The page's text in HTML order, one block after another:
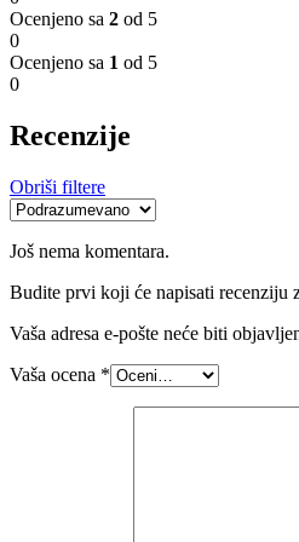
Ocenjeno sa 2 od 5
0
Ocenjeno sa 1 od 5
0
Recenzije
Obriši filtere
Još nema komentara.
Budite prvi koji će napisati recenziju
Vaša adresa e-pošte neće biti
Vaša ocena *